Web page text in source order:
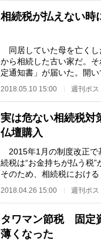
相続税が払えない時
同居していた母を亡くし
から相続した古い家だ。
定通知書」が届いた。開
額とても払えない…
2018.05.10 15:00 週刊ポス
実は危ない相続税
仏壇購入
2015年1月の制度改正で
続税は“お金持ちが払う税”
そのため、相続税におけ
注意が必要な点は…
2018.04.26 15:00 週刊ポス
タワマン節税 固定
薄くなった